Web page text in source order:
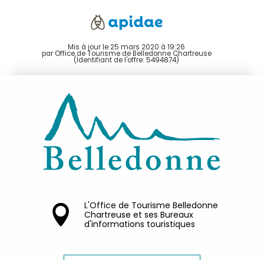
Mis à jour le 25 mars 2020 à 19:26
par Office de Tourisme de Belledonne Chartreuse
(Identifiant de l'offre: 5494874)
L'Office de Tourisme Belledonne
Chartreuse et ses Bureaux
d'informations touristiques